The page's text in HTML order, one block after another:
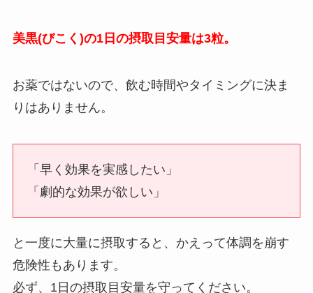
美黒(びこく)の1日の摂取目安量は3粒。
お薬ではないので、飲む時間やタイミングに決ま
りはありません。
「早く効果を実感したい」
「劇的な効果が欲しい」
と一度に大量に摂取すると、かえって体調を崩す
危険性もあります。
必ず、1日の摂取目安量を守ってください。